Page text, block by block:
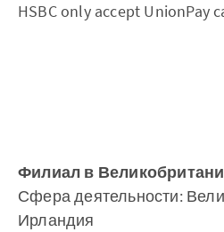
HSBC only accept UnionPay
Филиал в
Сфера деятельности:
Ирландия